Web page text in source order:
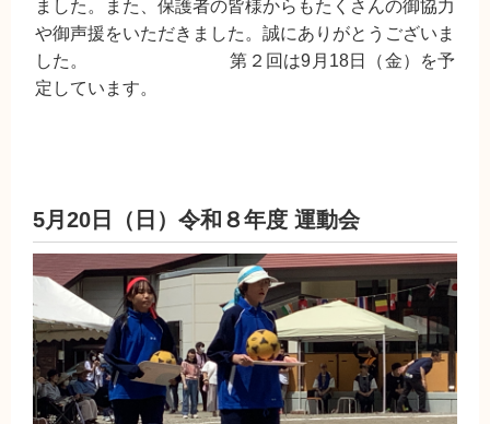
ました。また、保護者の皆様からもたくさんの御協力
や御声援をいただきました。誠にありがとうございま
した。 第２回は9月18日（金）を予
定しています。
5月20日（日）令和８年度 運動会